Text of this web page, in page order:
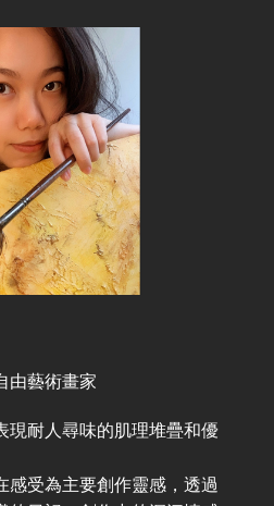
由藝術畫家
現耐人尋味的肌理堆疊和優
感受為主要創作靈感，透過